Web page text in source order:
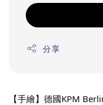
分享
【手繪】德國KPM